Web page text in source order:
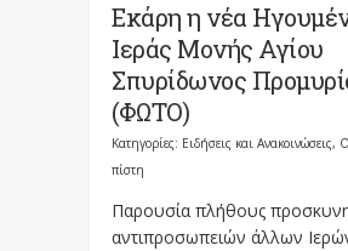
Εκάρη η νέα
Ιεράς Μονής Αγίου
Σπυρίδωνος
(ΦΩΤΟ)
Κατηγορίες: Ειδήσεις και Ανακοινώσεις,
πίστη
Παρουσία πλήθους
αντιπροσωπειών άλλων